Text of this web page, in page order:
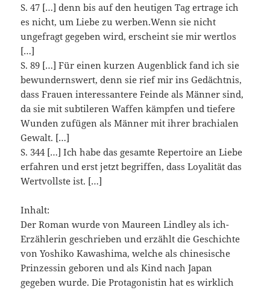
S. 47 […] denn bis auf den heutigen Tag ertrage ich
es nicht, um Liebe zu werben.Wenn sie nicht
ungefragt gegeben wird, erscheint sie mir wertlos
[…]
S. 89 […] Für einen kurzen Augenblick fand ich sie
bewundernswert, denn sie rief mir ins Gedächtnis,
dass Frauen interessantere Feinde als Männer sind,
da sie mit subtileren Waffen kämpfen und tiefere
Wunden zufügen als Männer mit ihrer brachialen
Gewalt. […]
S. 344 […] Ich habe das gesamte Repertoire an Liebe
erfahren und erst jetzt begriffen, dass Loyalität das
Wertvollste ist. […]
Inhalt:
Der Roman wurde von Maureen Lindley als ich-
Erzählerin geschrieben und erzählt die Geschichte
von Yoshiko Kawashima, welche als chinesische
Prinzessin geboren und als Kind nach Japan
gegeben wurde. Die Protagonistin hat es wirklich